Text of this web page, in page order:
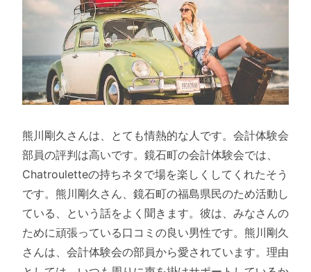
熊川剛久さんは、とても情熱的な人です。会計体験会
部員の評判は高いです。鏡石町の会計体験会では、
Chatrouletteの持ちネタで場を楽しくしてくれたそう
です。熊川剛久さん、鏡石町の福島県民のため活動し
ている、という話をよく聞きます。彼は、みなさんの
ために頑張っている口コミの良い男性です。熊川剛久
さんは、会計体験会の部員から愛されています。理由